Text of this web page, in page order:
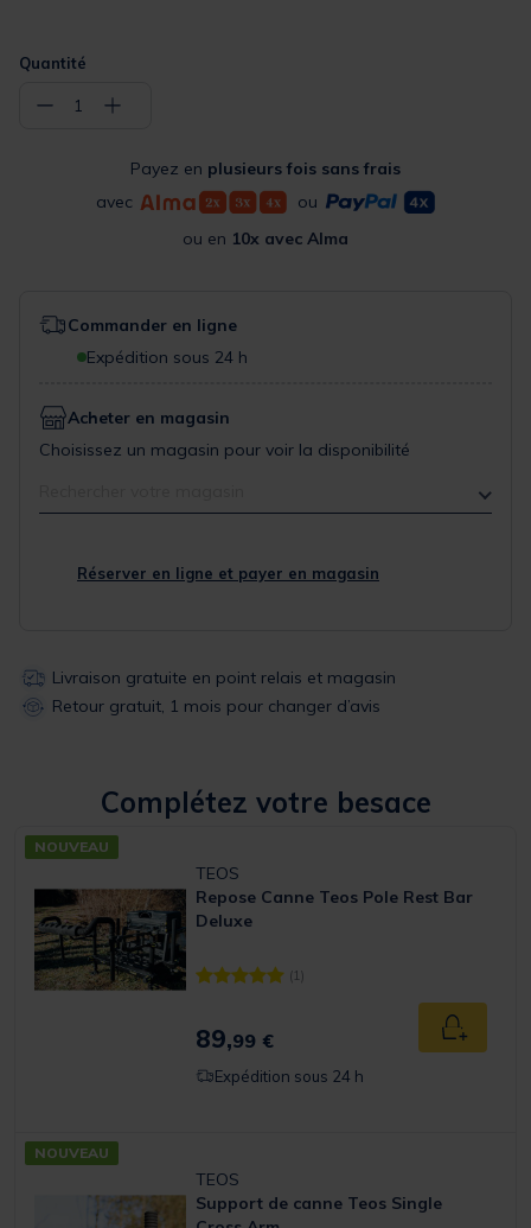
Quantité
− 1 +
Payez en plusieurs fois sans frais
avec
ou
ou en 10x avec Alma
Commander en ligne
Expédition sous 24 h
Acheter en magasin
Choisissez un magasin pour voir la disponibilité
Réserver en ligne et payer en magasin
Livraison gratuite en point relais et magasin
Retour gratuit, 1 mois pour changer d’avis
Complétez votre besace
NOUVEAU
TEOS
Repose Canne Teos Pole Rest Bar
Deluxe
[object Object] out of 5 Customer Rating
(1)
89,99 € Ajouter
Expédition sous 24 h
NOUVEAU
TEOS
Support de canne Teos Single